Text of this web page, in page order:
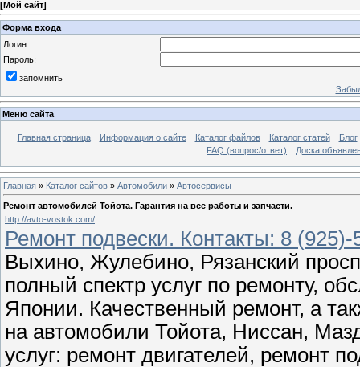
[Мой сайт]
Форма входа
Логин:
Пароль:
запомнить
Меню сайта
Главная страница Информация о сайте Каталог файлов Каталог статей
Блог
FAQ (вопрос/ответ)
Доска
Главная » Каталог сайтов » Автомобили » Автосервисы
Ремонт автомобилей Тойота. Гарантия на все работы и запчасти.
http://avto-vostok.com/
Ремонт подвески. Контакты: 8 (925)-
Выхино, Жулебино, Рязанский
полный спектр услуг по ремонту,
Японии. Качественный ремонт, а
на автомобили Тойота, Ниссан,
услуг: ремонт двигателей, ремонт